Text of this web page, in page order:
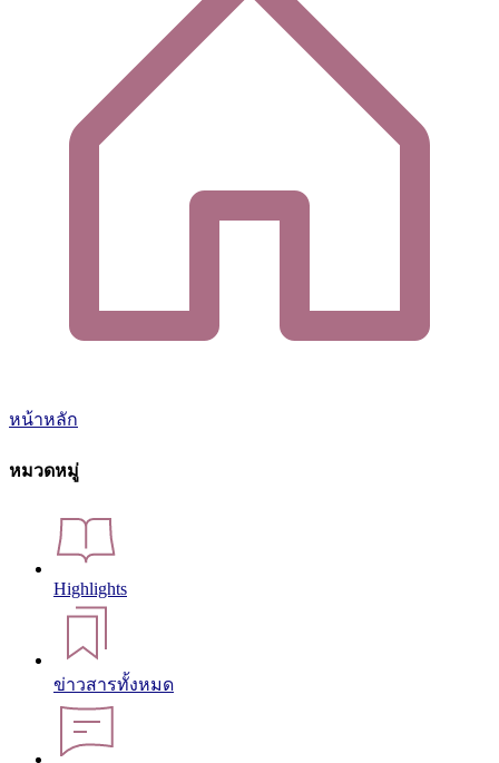
หน้าหลัก
หมวดหมู่
Highlights
ข่าวสารทั้งหมด